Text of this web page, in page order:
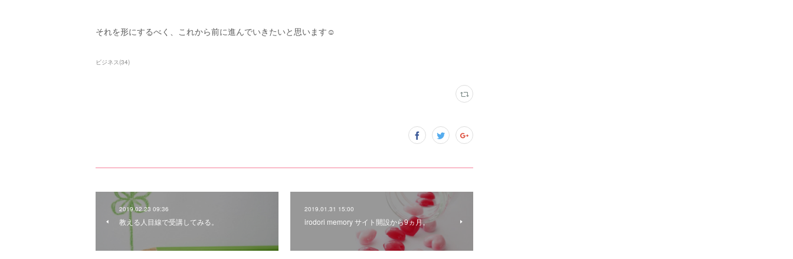
それを形にするべく、これから前に進んでいきたいと思います☺
ビジネス(34)
2019.02.23 09:36
教える人目線で受講してみる。
2019.01.31 15:00
irodori memory サイト開設から9ヵ月。